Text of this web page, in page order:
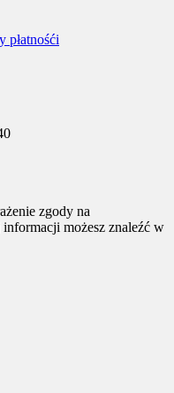
płatnośći
zgody na
możesz znaleźć w